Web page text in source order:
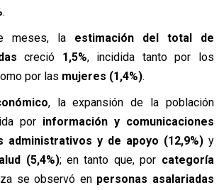
.
meses, la estimación del total de
creció 1,5%, incidida tanto por los
por las mujeres (1,4%).
, la expansión de la población
por información y comunicaciones
administrativos y de apoyo (12,9%)y
(5,4%); en tanto que, por categoría
se observó en personas asalariadas